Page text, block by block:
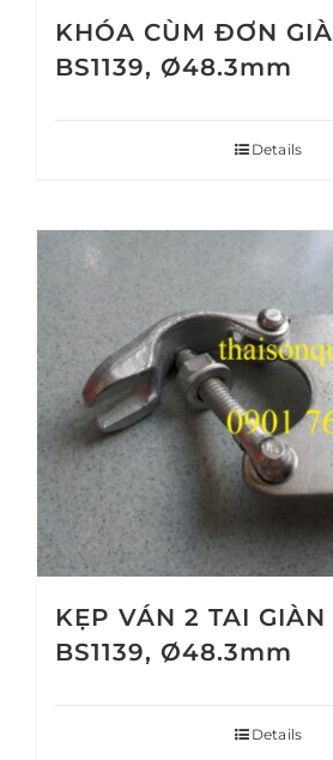
KHÓA CÙM ĐƠN
BS1139, Ø48.3mm
Details
KẸP VÁN 2 TAI GIÀN
BS1139, Ø48.3mm
Details